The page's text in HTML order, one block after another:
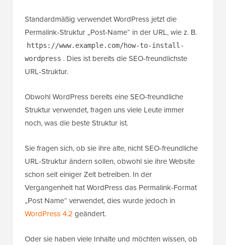
Standardmäßig verwendet WordPress jetzt die
Permalink-Struktur „Post-Name“ in der URL, wie z. B.
https://www.example.com/how-to-install-
wordpress . Dies ist bereits die SEO-freundlichste
URL-Struktur.
Obwohl WordPress bereits eine SEO-freundliche
Struktur verwendet, fragen uns viele Leute immer
noch, was die beste Struktur ist.
Sie fragen sich, ob sie ihre alte, nicht SEO-freundliche
URL-Struktur ändern sollen, obwohl sie ihre Website
schon seit einiger Zeit betreiben. In der
Vergangenheit hat WordPress das Permalink-Format
„Post Name“ verwendet, dies wurde jedoch in
WordPress 4.2 geändert.
Oder sie haben viele Inhalte und möchten wissen, ob